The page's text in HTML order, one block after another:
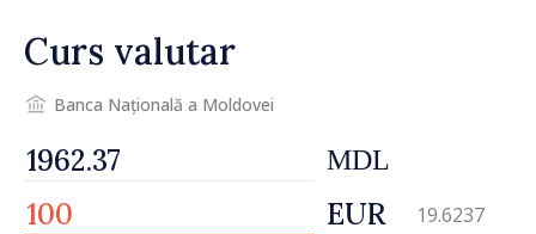
pericolul adus la casele
oamenilor noștri”
Curs valutar
Banca Națională a Moldovei
MDL
EUR 19.6237